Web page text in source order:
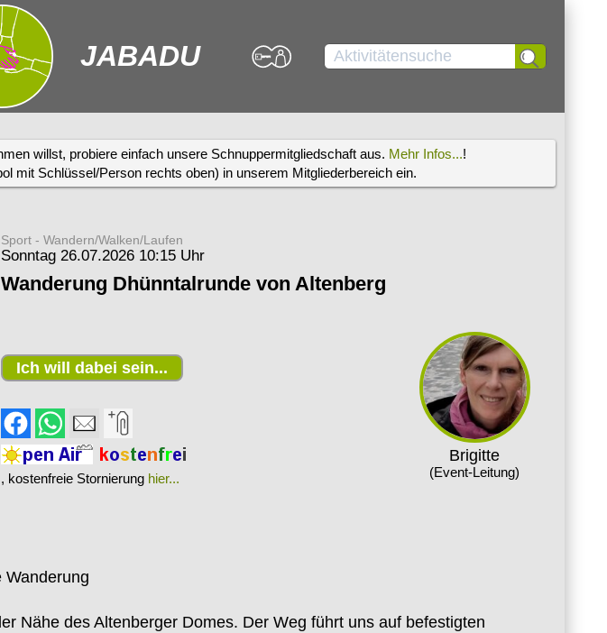
JABADU
willst, probiere einfach unsere Schnuppermitgliedschaft aus. Mehr Infos...!
mit Schlüssel/Person rechts oben) in unserem Mitgliederbereich ein.
Sport - Wandern/Walken/Laufen
Sonntag 26.07.2026 10:15 Uhr
Wanderung Dhünntalrunde von Altenberg
Brigitte
(Event-Leitung)
Ich will dabei sein...
, kostenfreie Stornierung hier...
Wanderung
Nähe des Altenberger Domes. Der Weg führt uns auf befestigten